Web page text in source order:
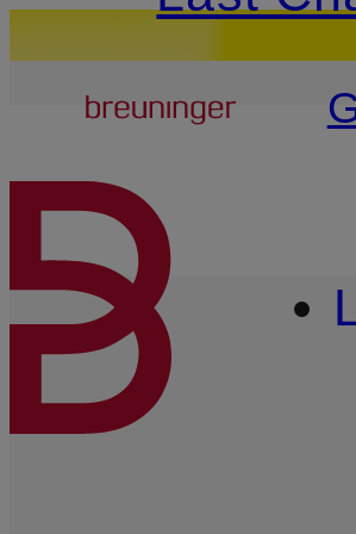
ZUM
20€-